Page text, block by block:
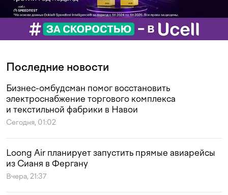
Последние новости
Бизнес-омбудсман помог восстановить
электроснабжение торгового комплекса
и текстильной фабрики в Навои
Сегодня, 01:02
Loong Air планирует запустить прямые авиарейсы
из Сианя в Фергану
Вчера, 21:37